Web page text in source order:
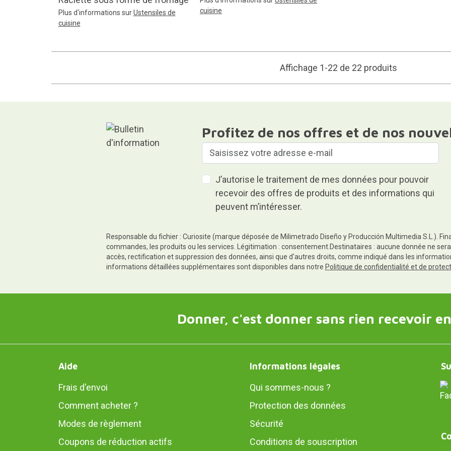
Plus d'informations surUstensiles de
cuisine
cuisine
Affichage 1-22 de 22 produits
Profitez de nos offres et de nos
J’autorise le traitement de mes données pour pouvoir
recevoir des offres de produits et des informations qui
peuvent m’intéresser.
Responsable du fichier : Curiosite (marque déposée de Milimetrado Diseño y Producción Multimedia S.L.).
commandes, les produits ou les services. Légitimation : consentement.Destinataires : aucune donnée ne
accès, rectification et suppression des données, ainsi que d'autres droits, comme indiqué dans les
informations détaillées supplémentaires sont disponibles dans notre Politique de confidentialité et de
Donner, c'est donner sans rien recevoir
Aide
Frais d'envoi
Comment acheter ?
Modes de règlement
Coupons de réduction actifs
Informations légales
Qui sommes-nous ?
Protection des données
Sécurité
Conditions de souscription